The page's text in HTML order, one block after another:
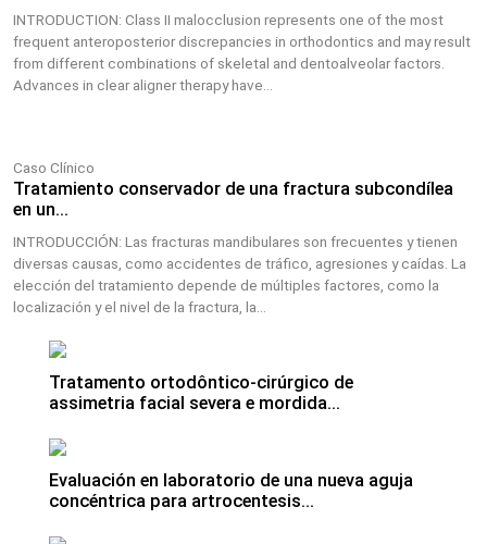
INTRODUCTION: Class II malocclusion represents one of the most
frequent anteroposterior discrepancies in orthodontics and may result
from different combinations of skeletal and dentoalveolar factors.
Advances in clear aligner therapy have...
Caso Clínico
Tratamiento conservador de una fractura subcondílea
en un...
INTRODUCCIÓN: Las fracturas mandibulares son frecuentes y tienen
diversas causas, como accidentes de tráfico, agresiones y caídas. La
elección del tratamiento depende de múltiples factores, como la
localización y el nivel de la fractura, la...
Tratamento ortodôntico-cirúrgico de
assimetria facial severa e mordida...
Evaluación en laboratorio de una nueva aguja
concéntrica para artrocentesis...